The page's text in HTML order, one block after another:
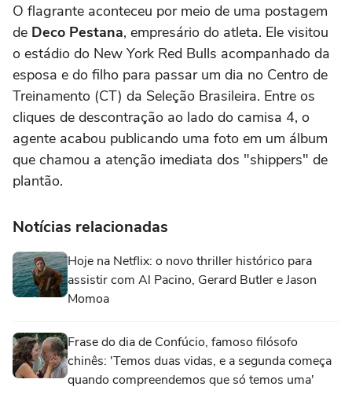
O flagrante aconteceu por meio de uma postagem
de Deco Pestana, empresário do atleta. Ele visitou
o estádio do New York Red Bulls acompanhado da
esposa e do filho para passar um dia no Centro de
Treinamento (CT) da Seleção Brasileira. Entre os
cliques de descontração ao lado do camisa 4, o
agente acabou publicando uma foto em um álbum
que chamou a atenção imediata dos "shippers" de
plantão.
Notícias relacionadas
Hoje na Netflix: o novo thriller histórico para
assistir com Al Pacino, Gerard Butler e Jason
Momoa
Frase do dia de Confúcio, famoso filósofo
chinês: 'Temos duas vidas, e a segunda começa
quando compreendemos que só temos uma'